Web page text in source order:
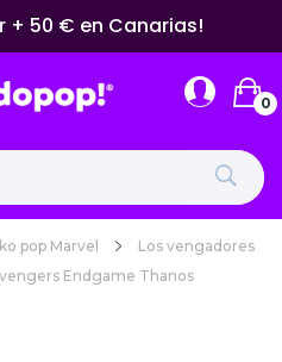
+ 50 € en Canarias!
0
pop Marvel
Los vengadores
Endgame Thanos